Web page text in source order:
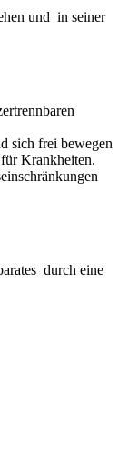
und in seiner
sich frei bewegen
Krankheiten.
durch eine